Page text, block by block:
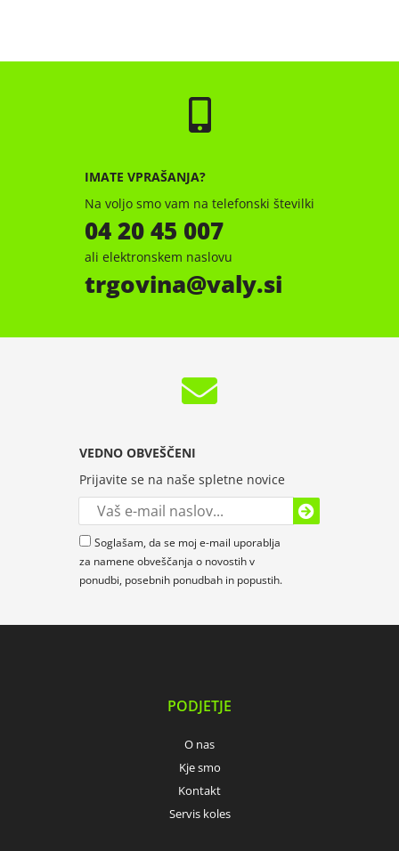
IMATE VPRAŠANJA?
Na voljo smo vam na telefonski številki
04 20 45 007
ali elektronskem naslovu
trgovina valy.si
VEDNO OBVEŠČENI
Prijavite se na naše spletne novice
Soglašam, da se moj e-mail uporablja
za namene obveščanja o novostih v
ponudbi, posebnih ponudbah in popustih.
PODJETJE
O nas
Kje smo
Kontakt
Servis koles